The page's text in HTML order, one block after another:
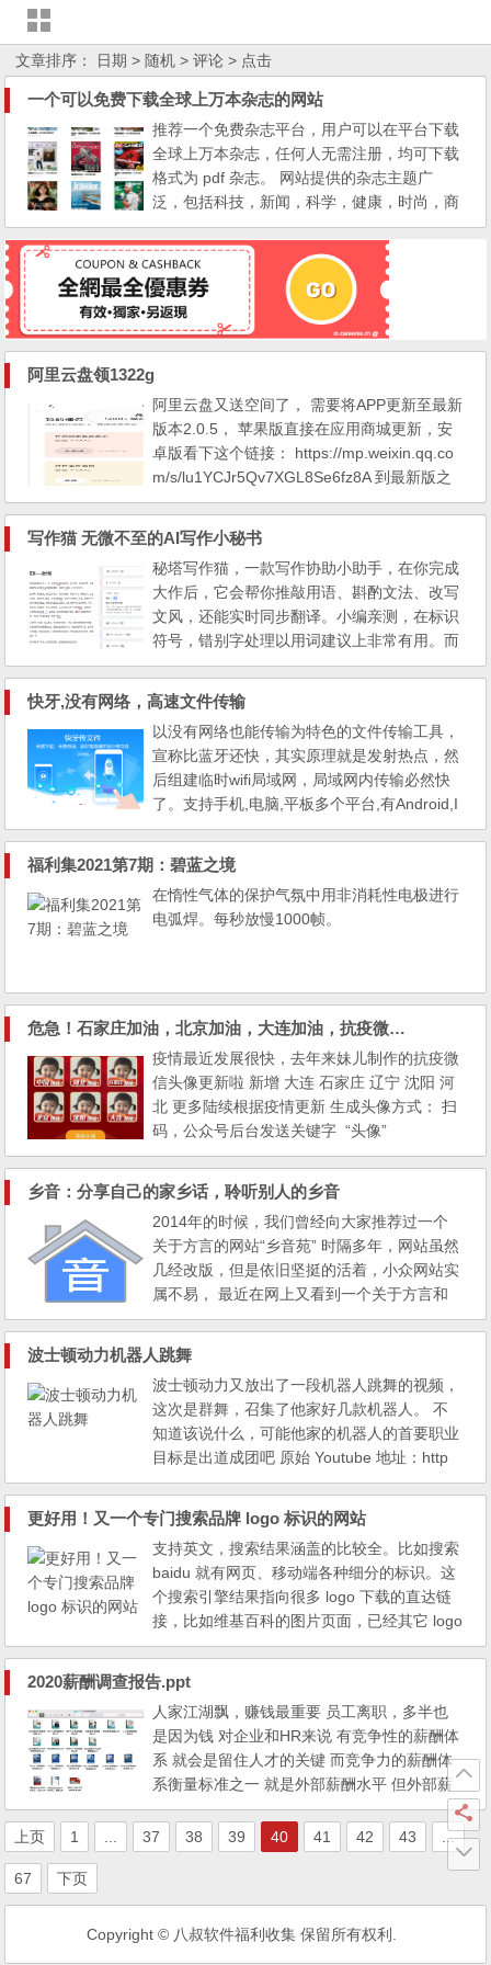
文章排序： 日期 > 随机 > 评论 > 点击
一个可以免费下载全球上万本杂志的网站
推荐一个免费杂志平台，用户可以在平台下载
全球上万本杂志，任何人无需注册，均可下载
格式为 pdf 杂志。 网站提供的杂志主题广
泛，包括科技，新闻，科学，健康，时尚，商
业，艺术，运动等。 用户可以根据不同的类
别选择。网站还有一个最新的和热门栏目，用
户可以在这里找到最新、最受欢迎的杂志。
这个平台也提供搜索功能，可以用来轻松快速
地找到用户想要的杂志。这个网站上的杂志可
阿里云盘领1322g
阿里云盘又送空间了， 需要将APP更新至最新
版本2.0.5， 苹果版直接在应用商城更新，安
卓版看下这个链接： https://mp.weixin.qq.co
m/s/lu1YCJr5Qv7XGL8Se6fz8A 到最新版之
后，点头像会出现“福利社”，点进去，用下方
兑换码即可兑换空间，共1322G。 兑换日截
止至3月24日，亲测全部可用。 “飞跃彩虹”32
2G “扫地僧头发多”500G “戴老师爱较真”500
G 空间有效期一年
写作猫 无微不至的AI写作小秘书
秘塔写作猫，一款写作协助小助手，在你完成
大作后，它会帮你推敲用语、斟酌文法、改写
文风，还能实时同步翻译。小编亲测，在标识
符号，错别字处理以用词建议上非常有用。而
且还有浏览器插件，装上后，在任何网站进入
编辑框后，会自动进行校对，并用下划线标出
错误。同时有Word/WPS插件，小程序，QQ/
360/搜狗/chrome浏览器插件。 https://xiezuo
cat.com/?tigdig
快牙,没有网络，高速文件传输
以没有网络也能传输为特色的文件传输工具，
宣称比蓝牙还快，其实原理就是发射热点，然
后组建临时wifi局域网，局域网内传输必然快
了。支持手机,电脑,平板多个平台,有Android,I
OS,PC,WindowsPhone,Mac,Tizen,Web网页
版等多个版本，应急时用还不错。 https://ww
w.kuaiya.cn/?from=tigdig
福利集2021第7期：碧蓝之境
在惰性气体的保护气氛中用非消耗性电极进行
电弧焊。每秒放慢1000帧。
危急！石家庄加油，北京加油，大连加油，抗疫微信头像更新
疫情最近发展很快，去年来妹儿制作的抗疫微
信头像更新啦 新增 大连 石家庄 辽宁 沈阳 河
北 更多陆续根据疫情更新 生成头像方式： 扫
码，公众号后台发送关键字 “头像”
乡音：分享自己的家乡话，聆听别人的乡音
2014年的时候，我们曾经向大家推荐过一个
关于方言的网站“乡音苑” 时隔多年，网站虽然
几经改版，但是依旧坚挺的活着，小众网站实
属不易， 最近在网上又看到一个关于方言和
家乡话的网站，推出了app版， 乍看以为“乡
音苑”推出手机版了，搜索发现不是一个网
站。 不过网站主旨是一样的，只是形式不一
样！ 与乡音苑的专业划分不一样的点是， 乡
音有用诗词，影视台词，段子，日常用语做划
分，...
波士顿动力机器人跳舞
波士顿动力又放出了一段机器人跳舞的视频，
这次是群舞，召集了他家好几款机器人。 不
知道该说什么，可能他家的机器人的首要职业
目标是出道成团吧 原始 Youtube 地址：http
s://t.cn/A6qHqGya ​
更好用！又一个专门搜索品牌 logo 标识的网站
支持英文，搜索结果涵盖的比较全。比如搜索
baidu 就有网页、移动端各种细分的标识。这
个搜索引擎结果指向很多 logo 下载的直达链
接，比如维基百科的图片页面，已经其它 logo
搜索网站，所以算是一个聚合搜索引擎。建议
收藏。网址：logosear.ch （这个域名也很好
记！）
2020薪酬调查报告.ppt
人家江湖飘，赚钱最重要 员工离职，多半也
是因为钱 对企业和HR来说 有竞争性的薪酬体
系 就会是留住人才的关键 而竞争力的薪酬体
系衡量标准之一 就是外部薪酬水平 但外部薪
酬水平 通过调研公司或数据公司 价格动辄数
千上万 今天小编的免费福利是 《2020薪酬调
查报告》 10份主流岗位薪酬报告 6大城市薪
方式资料...
上页 1 ... 37 38 39 40 41 42 43 ...
67 下页
Copyright © 八叔软件福利收集 保留所有权利.